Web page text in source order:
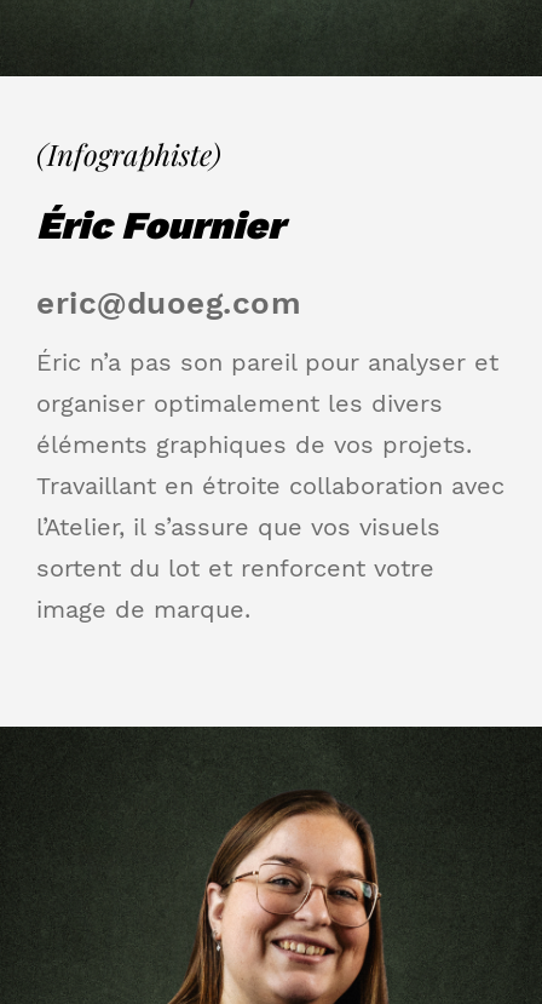
(Infographiste)
Éric Fournier
eric@duoeg.com
Éric n’a pas son pareil pour analyser et
organiser optimalement les divers
éléments graphiques de vos projets.
Travaillant en étroite collaboration avec
l’Atelier, il s’assure que vos visuels
sortent du lot et renforcent votre
image de marque.